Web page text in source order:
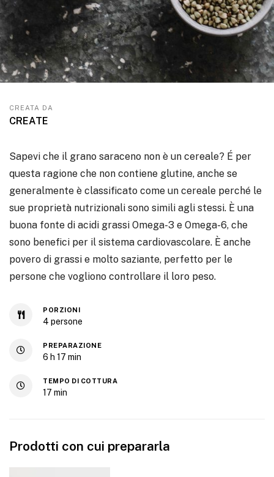
CREATA DA
CREATE
Sapevi che il grano saraceno non è un cereale? É per
questa ragione che non contiene glutine, anche se
generalmente è classificato come un cereale perché le
sue proprietà nutrizionali sono simili agli stessi. È una
buona fonte di acidi grassi Omega-3 e Omega-6, che
sono benefici per il sistema cardiovascolare. È anche
povero di grassi e molto saziante, perfetto per le
persone che vogliono controllare il loro peso.
PORZIONI
4 persone
PREPARAZIONE
6 h 17 min
TEMPO DI COTTURA
17 min
Prodotti con cui prepararla